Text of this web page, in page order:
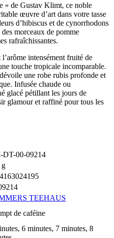
» de Gustav Klimt, ce noble
œuvre d’art dans votre tasse
d’hibiscus et de cynorrhodons
morceaux de pomme
rafraîchissantes.
l’arôme intensément fruité de
touche tropicale incomparable.
une robe rubis profonde et
Infusée chaude ou
glacé pétillant les jours de
glamour et raffiné pour tous les
DT-00-09214
g
TEEHAUS
de caféine
6 minutes, 7 minutes, 8